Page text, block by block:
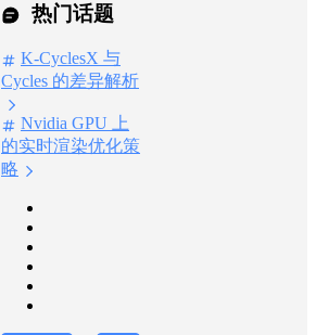
热门话题
K-CyclesX 与
Cycles 的差异解析
Nvidia GPU 上
的实时渲染优化策
略